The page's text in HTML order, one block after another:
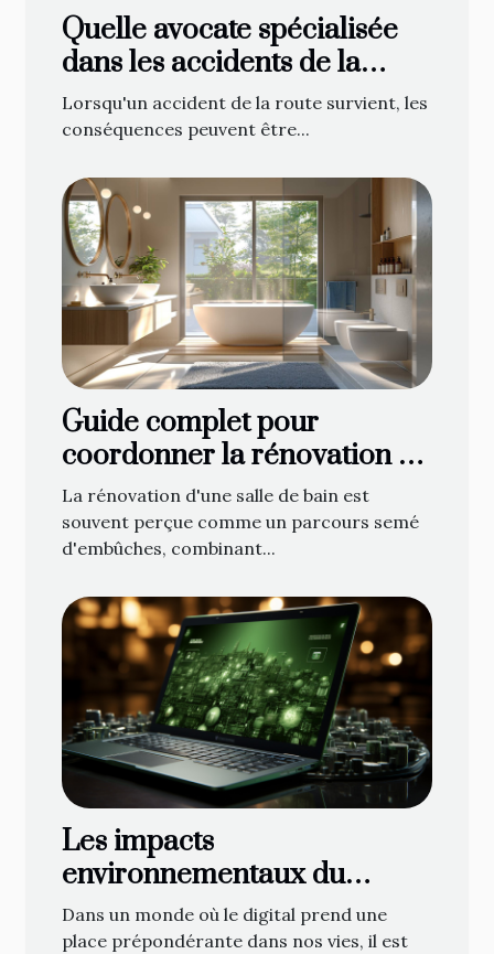
Quelle avocate spécialisée
dans les accidents de la
route contacter à Gap ?
Lorsqu'un accident de la route survient, les
conséquences peuvent être...
Guide complet pour
coordonner la rénovation de
votre salle de bain : de la
planification à la décoration
La rénovation d'une salle de bain est
souvent perçue comme un parcours semé
d'embûches, combinant...
Les impacts
environnementaux du
marketing numérique
Dans un monde où le digital prend une
place prépondérante dans nos vies, il est